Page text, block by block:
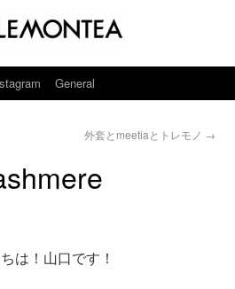
General
外套とmeetiaとトレモノ →
は！山口です！